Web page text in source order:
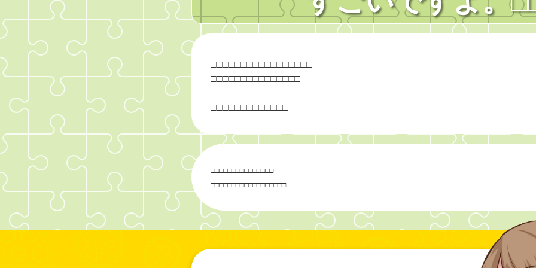
□□□□□□□□□□□□□□□□□
□□□□□□□□□□□□□□□
□□□□□□□□□□□□□
□□□□□□□□□□□□□□□
□□□□□□□□□□□□□□□□□□